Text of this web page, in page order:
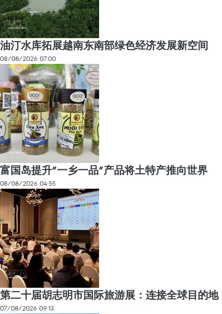
油汀水库拓展越南东南部绿色经济发展新空间
08/08/2026 07:00
富国岛提升”一乡一品”产品将土特产推向世界
08/08/2026 04:55
第二十届胡志明市国际旅游展：连接全球目的地
07/08/2026 09:13